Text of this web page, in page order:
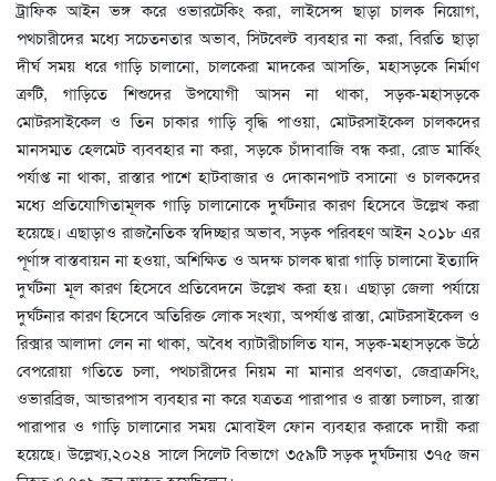
ট্রাফিক আইন ভঙ্গ করে ওভারটেকিং করা, লাইসেন্স ছাড়া চালক নিয়োগ,
পথচারীদের মধ্যে সচেতনতার অভাব, সিটবেল্ট ব্যবহার না করা, বিরতি ছাড়া
দীর্ঘ সময় ধরে গাড়ি চালানো, চালকেরা মাদকের আসক্তি, মহাসড়কে নির্মাণ
ত্রুটি, গাড়িতে শিশুদের উপযোগী আসন না থাকা, সড়ক-মহাসড়কে
মোটরসাইকেল ও তিন চাকার গাড়ি বৃদ্ধি পাওয়া, মোটরসাইকেল চালকদের
মানসম্মত হেলমেট ব্যববহার না করা, সড়কে চাঁদাবাজি বন্ধ করা, রোড মার্কিং
পর্যাপ্ত না থাকা, রাস্তার পাশে হাটবাজার ও দোকানপাট বসানো ও চালকদের
মধ্যে প্রতিযোগিতামূলক গাড়ি চালানোকে দুর্ঘটনার কারণ হিসেবে উল্লেখ করা
হয়েছে। এছাড়াও রাজনৈতিক স্বদিচ্ছার অভাব, সড়ক পরিবহণ আইন ২০১৮ এর
পূর্ণাঙ্গ বাস্তবায়ন না হওয়া, অশিক্ষিত ও অদক্ষ চালক দ্বারা গাড়ি চালানো ইত্যাদি
দুর্ঘটনা মূল কারণ হিসেবে প্রতিবেদনে উল্লেখ করা হয়। এছাড়া জেলা পর্যায়ে
দুর্ঘটনার কারণ হিসেবে অতিরিক্ত লোক সংখ্যা, অপর্যাপ্ত রাস্তা, মোটরসাইকেল ও
রিক্সার আলাদা লেন না থাকা, অবৈধ ব্যাটারীচালিত যান, সড়ক-মহাসড়কে উঠে
বেপরোয়া গতিতে চলা, পথচারীদের নিয়ম না মানার প্রবণতা, জেব্রাক্রসিং,
ওভারব্রিজ, আন্ডারপাস ব্যবহার না করে যত্রতত্র পারাপার ও রাস্তা চলাচল, রাস্তা
পারাপার ও গাড়ি চালানোর সময় মোবাইল ফোন ব্যবহার করাকে দায়ী করা
হয়েছে। উল্লেখ্য,২০২৪ সালে সিলেট বিভাগে ৩৫৯টি সড়ক দুর্ঘটনায় ৩৭৫ জন